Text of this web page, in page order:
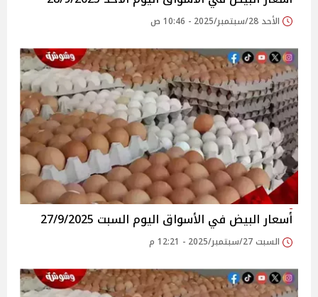
الأحد 28/سبتمبر/2025 - 10:46 ص
أسعار البيض في الأسواق‎‎ اليوم السبت 27/9/2025
السبت 27/سبتمبر/2025 - 12:21 م